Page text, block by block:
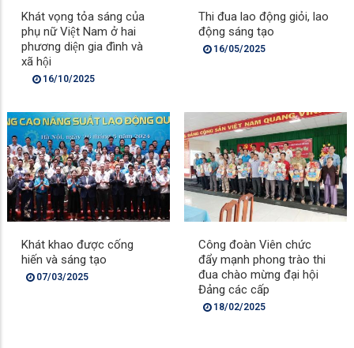
Khát vọng tỏa sáng của
phụ nữ Việt Nam ở hai
phương diện gia đình và
xã hội
16/10/2025
Thi đua lao động giỏi, lao
động sáng tạo
16/05/2025
Khát khao được cống
hiến và sáng tạo
07/03/2025
Công đoàn Viên chức
đẩy mạnh phong trào thi
đua chào mừng đại hội
Đảng các cấp
18/02/2025